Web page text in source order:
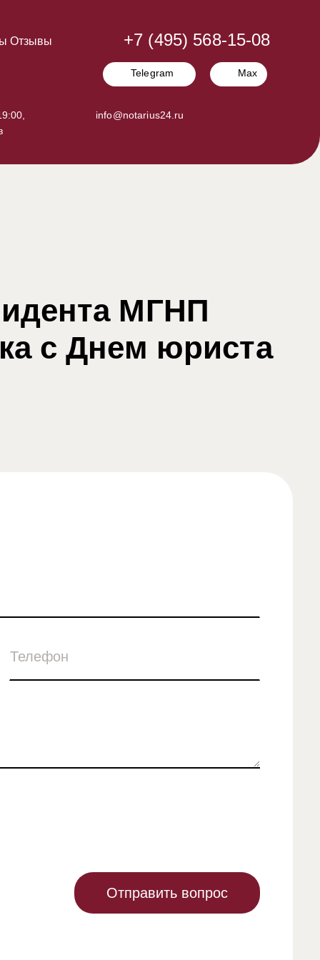
Отзывы
+7 (495) 568-15-08
Telegram Max
info@notarius24.ru
МГНП
с Днем юриста